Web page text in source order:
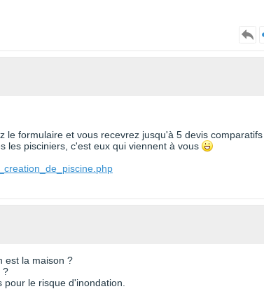
le formulaire et vous recevrez jusqu'à 5 devis
les pisciniers, c'est eux qui viennent à vous
est la maison ?
?
le risque d'inondation.